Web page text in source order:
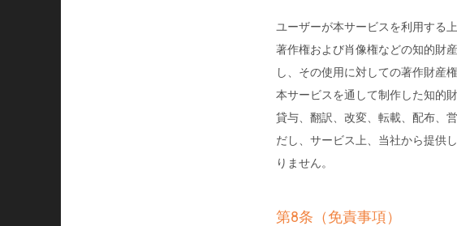
ユーザーが本サービスを利用する
著作権および肖像権などの知的財
し、その使用に対しての著作財産
本サービスを通して制作した知的
貸与、翻訳、改変、転載、配布、
だし、サービス上、当社から提供
りません。
第8条（免責事項）